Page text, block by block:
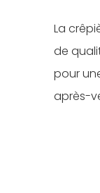
La
de
pour
après-